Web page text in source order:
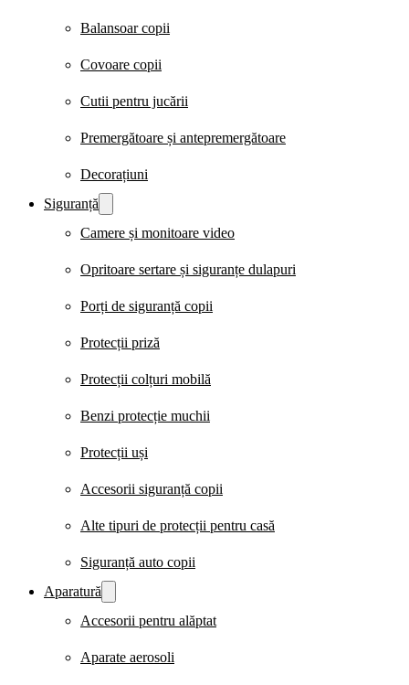
Balansoar copii
Covoare copii
Cutii pentru jucării
Premergătoare și antepremergătoare
Decorațiuni
Siguranță
Camere și monitoare video
Opritoare sertare și siguranțe dulapuri
Porți de siguranță copii
Protecții priză
Protecții colțuri mobilă
Benzi protecție muchii
Protecții uși
Accesorii siguranță copii
Alte tipuri de protecții pentru casă
Siguranță auto copii
Aparatură
Accesorii pentru alăptat
Aparate aerosoli